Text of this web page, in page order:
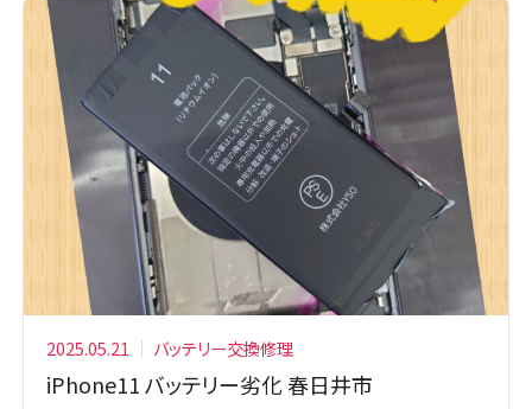
2025.05.21 バッテリー交換修理
iPhone11 バッテリー劣化 春日井市